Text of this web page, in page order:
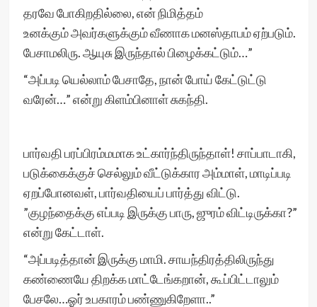
தரவே போகிறதில்லை, என் நிமித்தம்
உனக்கும் அவர்களுக்கும் வீணாக மனஸ்தாபம் ஏற்படும்.
பேசாமலிரு. ஆயுசு இருந்தால் பிழைக்கட்டும்…”
“அப்படி யெல்லாம் பேசாதே, நான் போய் கேட்டுட்டு
வரேன்…” என்று கிளம்பினாள் சுகந்தி.
பார்வதி பரப்பிரம்மமாக உட்கார்ந்திருந்தாள்! சாப்பாடாகி,
படுக்கைக்குச் செல்லும் வீட்டுக்கார அம்மாள், மாடிப்படி
ஏறப்போனவள், பார்வதியைப் பார்த்து விட்டு.
”குழந்தைக்கு எப்படி இருக்கு பாரு, ஜுரம் விட்டிருக்கா?”
என்று கேட்டாள்.
“அப்படித்தான் இருக்கு மாமி. சாயந்திரத்திலிருந்து
கண்ணையே திறக்க மாட்டேங்கறான், கூப்பிட்டாலும்
பேசலே…ஓர் உபகாரம் பண்ணுகிறேளா..”